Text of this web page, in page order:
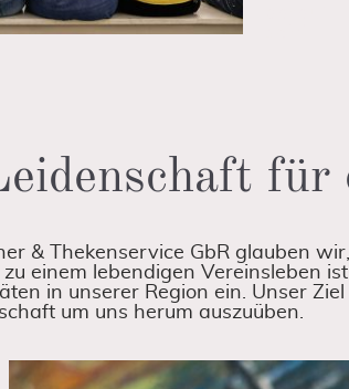
für
& Thekenservice GbR glauben
einem lebendigen Vereinsleben
in unserer Region ein. Unser
um uns herum auszuüben.